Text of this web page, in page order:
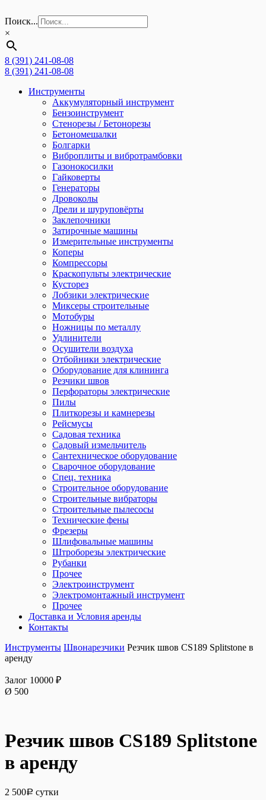
Поиск...
×
8 (391) 241-08-08
8 (391) 241-08-08
Инструменты
Аккумуляторный инструмент
Бензоинструмент
Стенорезы / Бетонорезы
Бетономешалки
Болгарки
Виброплиты и вибротрамбовки
Газонокосилки
Гайковерты
Генераторы
Дровоколы
Дрели и шуруповёрты
Заклепочники
Затирочные машины
Измерительные инструменты
Коперы
Компрессоры
Краскопульты электрические
Кусторез
Лобзики электрические
Миксеры строительные
Мотобуры
Ножницы по металлу
Удлинители
Осушители воздуха
Отбойники электрические
Оборудование для клининга
Резчики швов
Перфораторы электрические
Пилы
Плиткорезы и камнерезы
Рейсмусы
Садовая техника
Садовый измельчитель
Сантехническое оборудование
Сварочное оборудование
Спец. техника
Строительное оборудование
Строительные вибраторы
Строительные пылесосы
Технические фены
Фрезеры
Шлифовальные машины
Штроборезы электрические
Рубанки
Прочее
Электроинструмент
Электромонтажный инструмент
Прочее
Доставка и Условия аренды
Контакты
Инструменты Швонарезчики Резчик швов CS189 Splitstone в
аренду
Залог 10000 ₽
Ø 500
Резчик швов CS189 Splitstone
в аренду
2 500Р сутки